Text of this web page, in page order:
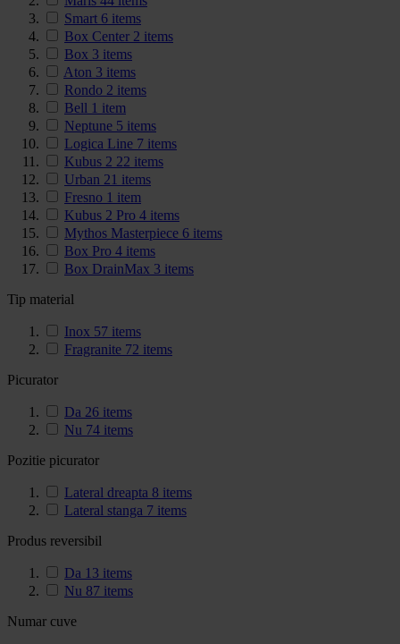
Smart 6 items
Box Center 2 items
Box 3 items
Aton 3 items
Rondo 2 items
Bell 1 item
Neptune 5 items
Logica Line 7 items
Kubus 2 22 items
Urban 21 items
Fresno 1 item
Kubus 2 Pro 4 items
Mythos Masterpiece 6 items
Box Pro 4 items
Box DrainMax 3 items
Tip material
Inox 57 items
Fragranite 72 items
Picurator
Da 26 items
Nu 74 items
Pozitie picurator
Lateral dreapta 8 items
Lateral stanga 7 items
Produs reversibil
Da 13 items
Nu 87 items
Numar cuve